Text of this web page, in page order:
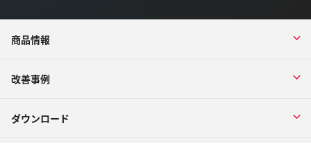
商品情報
改善事例
ダウンロード